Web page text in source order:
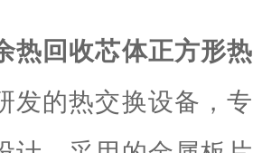
热回收芯体正方形
发的热交换设备，